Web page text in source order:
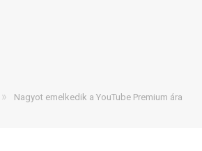
»
Nagyot emelkedik a YouTube Premium ára